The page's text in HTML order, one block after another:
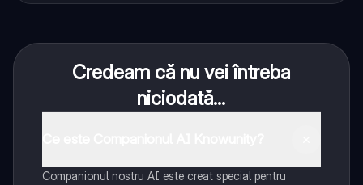
Credeam că nu vei întreba
niciodată...
Companionul nostru AI este creat special pentru